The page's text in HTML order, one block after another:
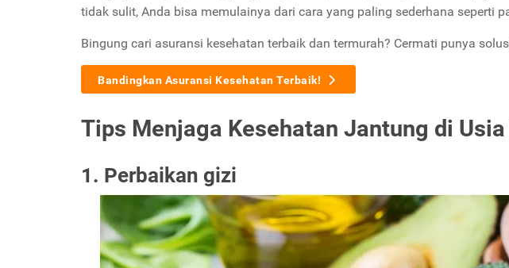
tidak sulit, Anda bisa memulainya dari cara yang paling sederhana seperti
Bingung cari asuransi kesehatan terbaik dan termurah? Cermati punya
Bandingkan Asuransi Kesehatan Terbaik!
Tips Menjaga Kesehatan Jantung di
1. Perbaikan gizi